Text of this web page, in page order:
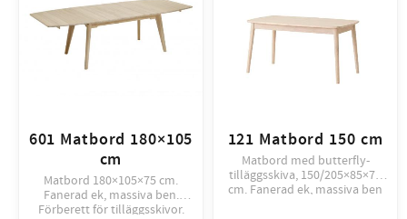
601 Matbord 180×105
cm
Matbord 180×105×75 cm.
Fanerad ek, massiva ben.
Förberett för tilläggsskivor.
121 Matbord 150 cm
Matbord med butterfly-
tilläggsskiva, 150/205×85×75
cm. Fanerad ek, massiva ben